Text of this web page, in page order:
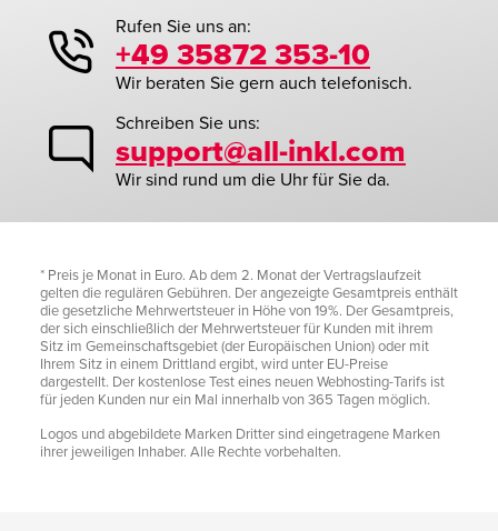
Rufen Sie uns an:
+49 35872 353-10
Wir beraten Sie gern auch telefonisch.
Schreiben Sie uns:
support@all-inkl.com
Wir sind rund um die Uhr für Sie da.
* Preis je Monat in Euro. Ab dem 2. Monat der Vertragslaufzeit
gelten die regulären Gebühren. Der angezeigte Gesamtpreis enthält
die gesetzliche Mehrwertsteuer in Höhe von 19%. Der Gesamtpreis,
der sich einschließlich der Mehrwertsteuer für Kunden mit ihrem
Sitz im Gemeinschaftsgebiet (der Europäischen Union) oder mit
Ihrem Sitz in einem Drittland ergibt, wird unter EU-Preise
dargestellt. Der kostenlose Test eines neuen Webhosting-Tarifs ist
für jeden Kunden nur ein Mal innerhalb von 365 Tagen möglich.
Logos und abgebildete Marken Dritter sind eingetragene Marken
ihrer jeweiligen Inhaber. Alle Rechte vorbehalten.